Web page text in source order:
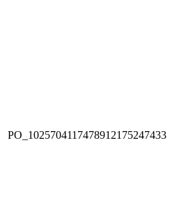
PO_1025704117478912175247433